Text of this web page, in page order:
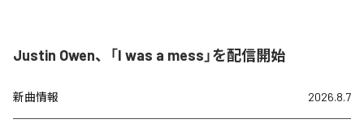
Justin Owen、「I was a mess」を配信開始
新曲情報 2026.8.7